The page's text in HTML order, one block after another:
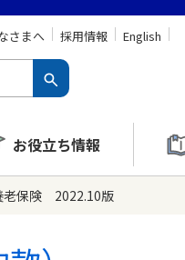
さまへ 採用情報 English
お役立ち情報
老保険 2022.10版